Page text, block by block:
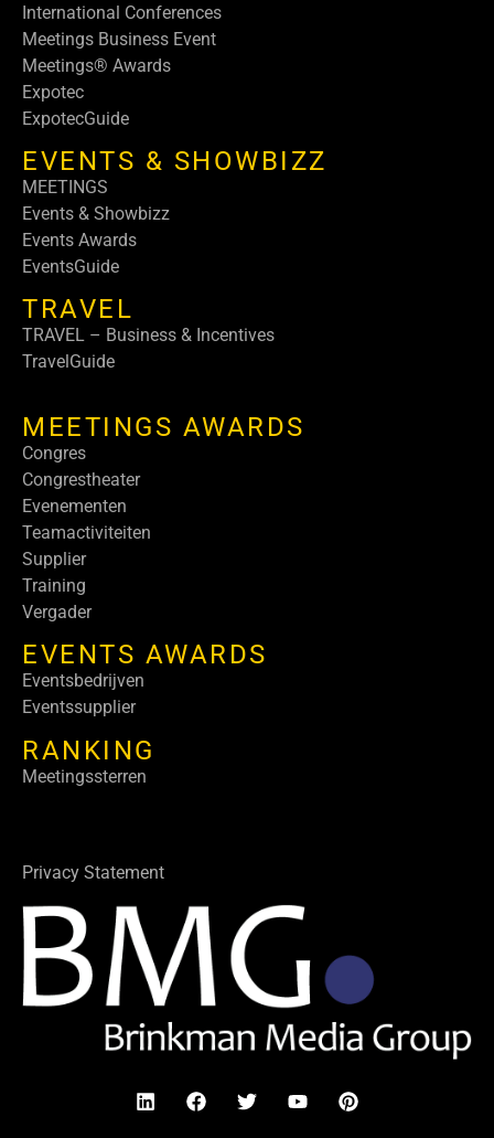
International Conferences
Meetings Business Event
Meetings® Awards
Expotec
ExpotecGuide
EVENTS & SHOWBIZZ
MEETINGS
Events & Showbizz
Events Awards
EventsGuide
TRAVEL
TRAVEL – Business & Incentives
TravelGuide
MEETINGS AWARDS
Congres
Congrestheater
Evenementen
Teamactiviteiten
Supplier
Training
Vergader
EVENTS AWARDS
Eventsbedrijven
Eventssupplier
RANKING
Meetingssterren
Privacy Statement